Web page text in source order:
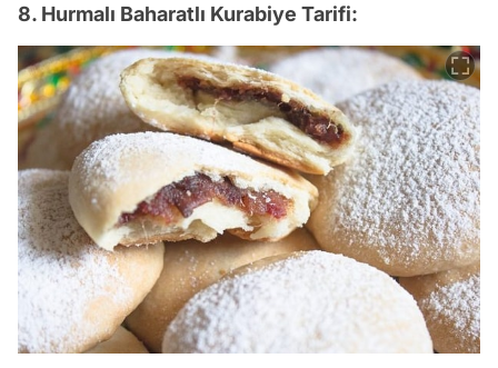
8. Hurmalı Baharatlı Kurabiye Tarifi: